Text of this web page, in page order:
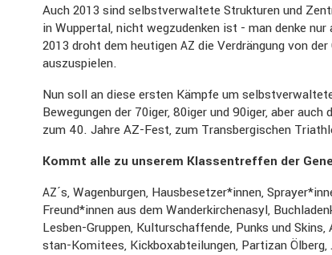
Auch 2013 sind selbst­ver­wal­tete Struk­turen und
in Wuppertal, nicht wegzu­denken ist - man denke
2013 droht dem heutigen AZ die Verdrän­gung von
auszu­spielen.
Nun soll an diese ersten Kämpfe um
Bewegungen der 70iger, 80iger und 90iger, aber
zum 40. Jahre AZ-Fest, zum Trans­ber­gi­schen
Kommt alle zu unserem Klassen­treffen der
AZ´s, Wagen­burgen, Hausbesetzer*innen,
Freund*innen aus dem Wander­kir­chen­asyl,
Lesben-Gruppen, Kultur­schaf­fende, Punks und
stan-Komitees, Kickboxab­tei­lungen, Partizan Ölberg,